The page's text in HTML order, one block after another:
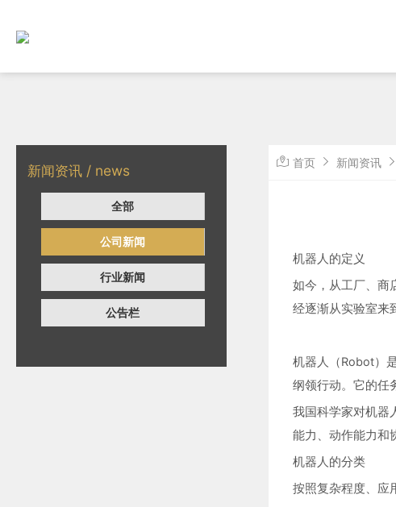
新闻资讯 / news
全部
公司新闻
行业新闻
公告栏
首页 新闻资讯
机器人的定义
如今，从工厂、商
经逐渐从实验室来
机器人（Robot）
纲领行动。它的任
我国科学家对机器
能力、动作能力和
机器人的分类
按照复杂程度、应